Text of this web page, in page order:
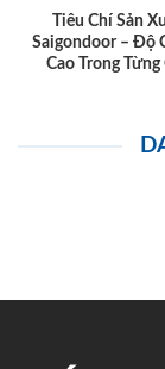
Tiêu Chí Sản
Saigondoor – Độ
Cao Trong Từng